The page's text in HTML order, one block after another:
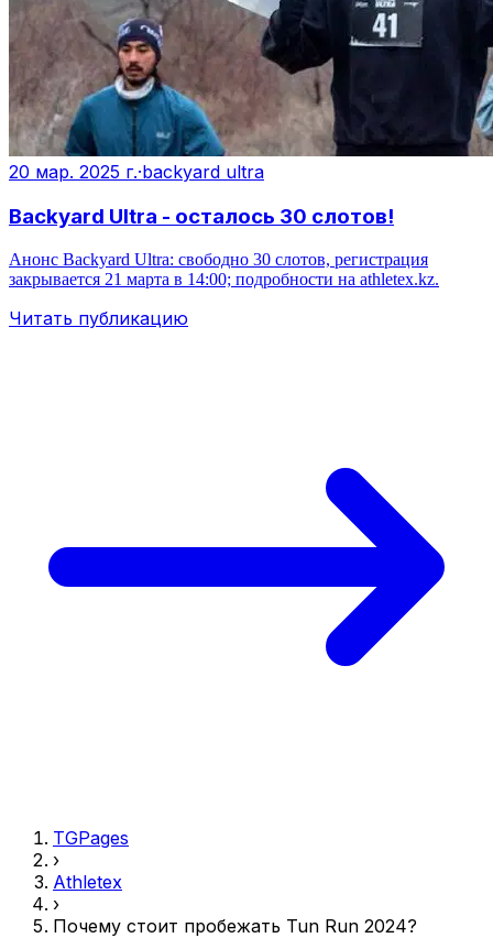
20 мар. 2025 г.·backyard ultra
Backyard Ultra - осталось 30 слотов!
Анонс Backyard Ultra: свободно 30 слотов, регистрация
закрывается 21 марта в 14:00; подробности на athletex.kz.
Читать публикацию
TGPages
›
Athletex
›
Почему стоит пробежать Tun Run 2024?